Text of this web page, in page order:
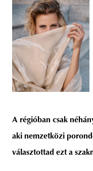
A régióban csak
aki nemzetközi
választottad ezt a